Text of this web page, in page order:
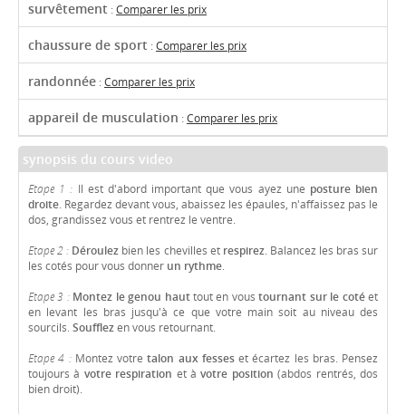
survêtement :Comparer les prix
chaussure de sport :Comparer les prix
randonnée :Comparer les prix
appareil de musculation :Comparer les prix
synopsis du cours video
Etape 1 : Il est d'abord important que vous ayez une posture bien
droite. Regardez devant vous, abaissez les épaules, n'affaissez pas le
dos, grandissez vous et rentrez le ventre.
Etape 2 : Déroulez bien les chevilles et respirez. Balancez les bras sur
les cotés pour vous donner un rythme.
Etape 3 : Montez le genou hauttout en voustournant sur le cotéet
en levant les bras jusqu'à ce que votre main soit au niveau des
sourcils. Soufflezen vous retournant.
Etape 4 :Montez votretalon aux fesseset écartez les bras. Pensez
toujours à votre respiration et àvotre position (abdos rentrés, dos
bien droit).